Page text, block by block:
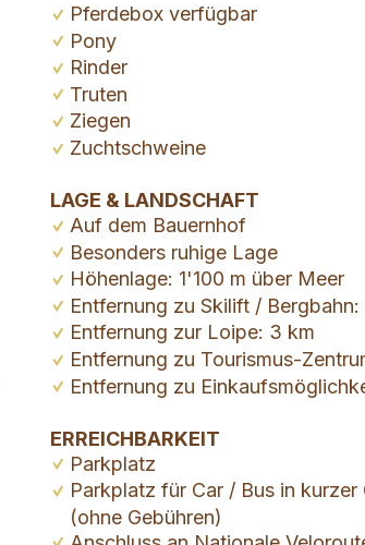
Pferdebox verfügbar
Pony
Rinder
Truten
Ziegen
Zuchtschweine
LAGE & LANDSCHAFT
Auf dem Bauernhof
Besonders ruhige Lage
Höhenlage: 1'100 m über Meer
Entfernung zu Skilift / Bergbahn:
Entfernung zur Loipe: 3 km
Entfernung zu Tourismus-
Entfernung zu
ERREICHBARKEIT
Parkplatz
Parkplatz für Car / Bus in kurzer
(ohne Gebühren)